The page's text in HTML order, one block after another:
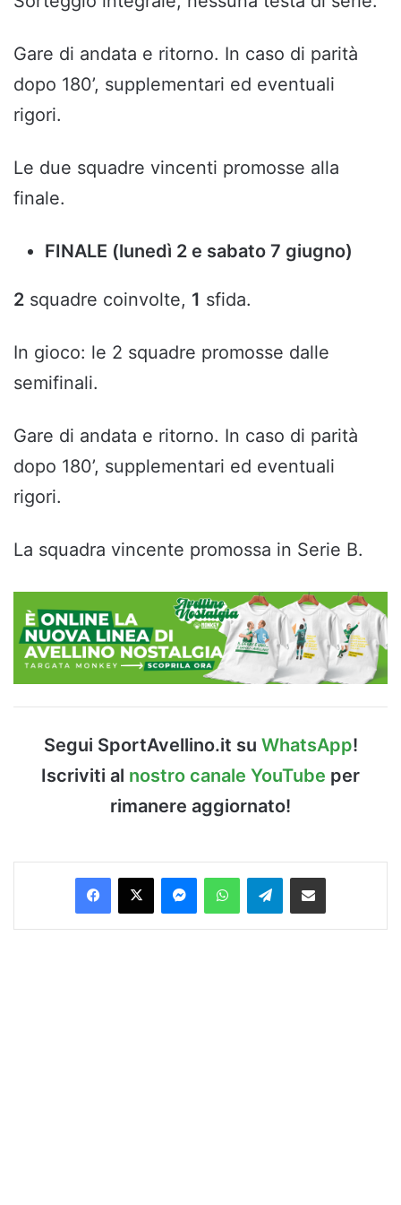
Gare di andata e ritorno. In caso di parità
dopo 180’, supplementari ed eventuali
rigori.
Le due squadre vincenti promosse alla
finale.
FINALE (lunedì 2 e sabato 7 giugno)
2 squadre coinvolte, 1 sfida.
In gioco: le 2 squadre promosse dalle
semifinali.
Gare di andata e ritorno. In caso di parità
dopo 180’, supplementari ed eventuali
rigori.
La squadra vincente promossa in Serie B.
Segui SportAvellino.it su WhatsApp!
Iscriviti al nostro canale YouTube per
rimanere aggiornato!
Facebook
X MessengerWhatsAppTelegramCondividi via Email